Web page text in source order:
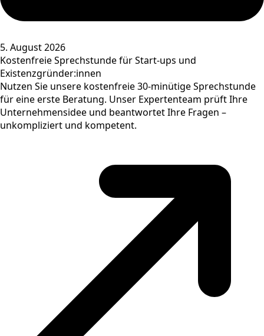
5. August 2026
Kostenfreie Sprechstunde für Start-ups und
Existenzgründer:innen
Nutzen Sie unsere kostenfreie 30-minütige Sprechstunde
für eine erste Beratung. Unser Expertenteam prüft Ihre
Unternehmensidee und beantwortet Ihre Fragen –
unkompliziert und kompetent.